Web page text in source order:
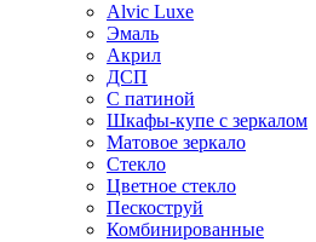
Alvic Luxe
Эмаль
Акрил
ДСП
С патиной
Шкафы-купе с зеркалом
Матовое зеркало
Стекло
Цветное стекло
Пескоструй
Комбинированные